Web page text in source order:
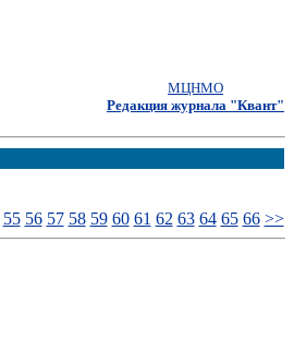
МЦНМО
Редакция журнала "Квант"
55 56 57 58 59 60 61 62 63 64 65 66 >>